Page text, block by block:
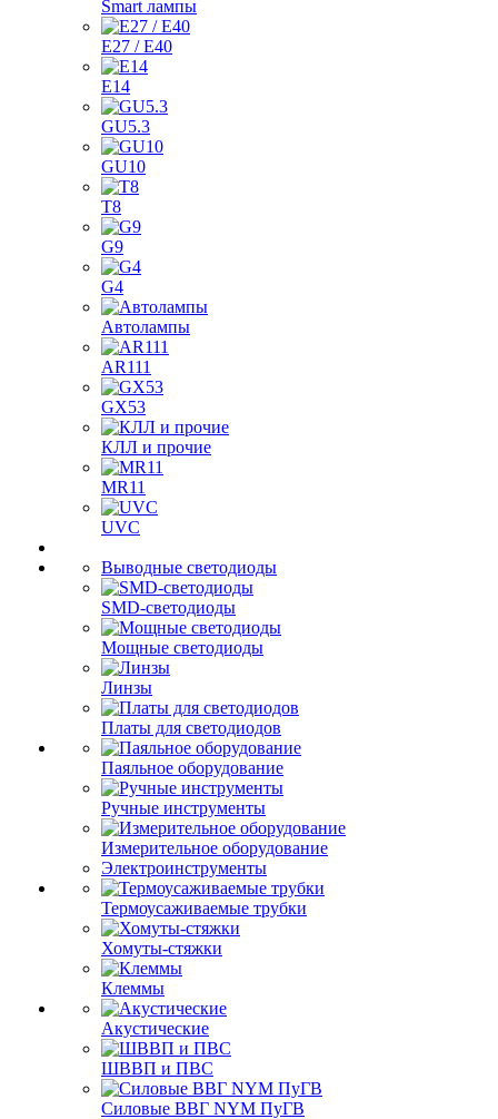
Smart лампы
E27 / E40
E14
GU5.3
GU10
T8
G9
G4
Автолампы
AR111
GX53
КЛЛ и прочие
MR11
UVC
Выводные светодиоды
SMD-светодиоды
Мощные светодиоды
Линзы
Платы для светодиодов
Паяльное оборудование
Ручные инструменты
Измерительное оборудование
Электроинструменты
Термоусаживаемые трубки
Хомуты-стяжки
Клеммы
Акустические
ШВВП и ПВС
Силовые ВВГ NYM ПуГВ